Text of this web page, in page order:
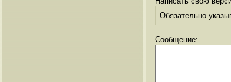
Обязательно
Сообщение: